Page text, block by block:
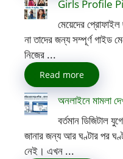
Girls Profile Pic
মেয়েদের প্রোফাইল
না তাদের জন্য সম্পূর্ণ গাইড
নিজের ...
Read more
অনলাইনে মামলা
বর্তমান ডিজিটাল
জানার জন্য আর ঘণ্টার পর
নেই। এখন ...